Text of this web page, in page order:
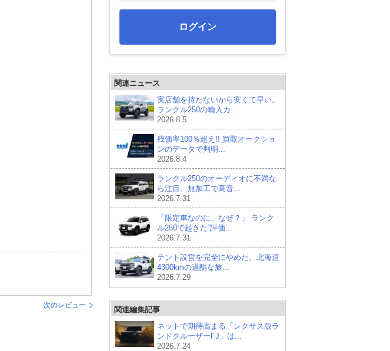
次のレビュー
ログイン
関連ニュース
実店舗を持たないから安くて早い。
ランクル250の輸入カ...
2026.8.5
残価率100％超え!! 買取オークショ
ンのデータで判明...
2026.8.4
ランクル250のオーディオに不満な
ら注目、無加工で高音...
2026.7.31
「限定車なのに、なぜ？」 ランク
ル250で起きた“評価...
2026.7.31
テント設営を完全にやめた。北海道
4300kmの過酷な旅...
2026.7.29
関連編集記事
ネットで期待高まる「レクサス版ラ
ンドクルーザーFJ」は...
2026.7.24